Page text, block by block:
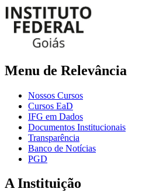
Menu de Relevância
Nossos Cursos
Cursos EaD
IFG em Dados
Documentos Institucionais
Transparência
Banco de Notícias
PGD
A Instituição